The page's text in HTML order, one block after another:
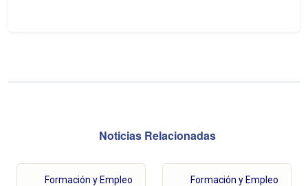
Noticias Relacionadas
Formación y Empleo Formación y Empleo